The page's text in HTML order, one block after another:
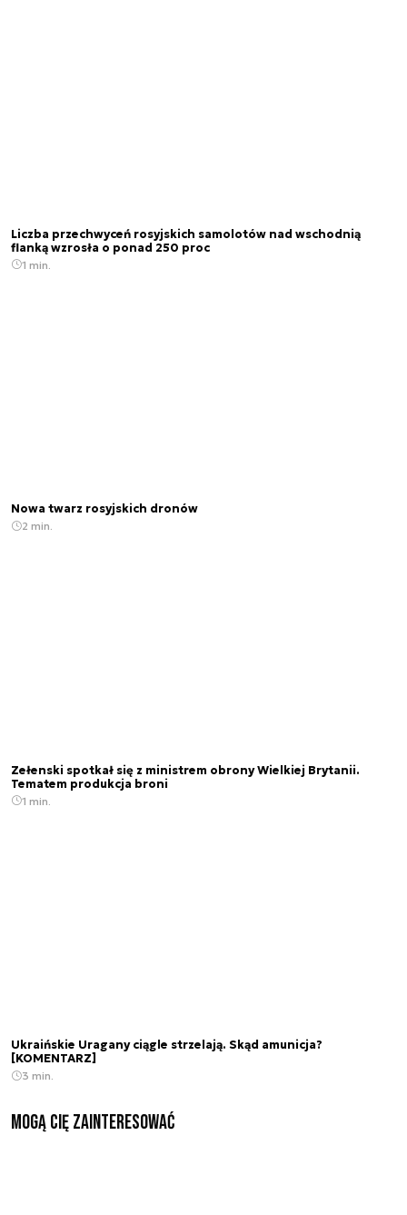
Liczba przechwyceń rosyjskich samolotów nad wschodnią
flanką wzrosła o ponad 250 proc
1 min.
Nowa twarz rosyjskich dronów
2 min.
Zełenski spotkał się z ministrem obrony Wielkiej Brytanii.
Tematem produkcja broni
1 min.
Ukraińskie Uragany ciągle strzelają. Skąd amunicja?
[KOMENTARZ]
3 min.
Mogą Cię zainteresować